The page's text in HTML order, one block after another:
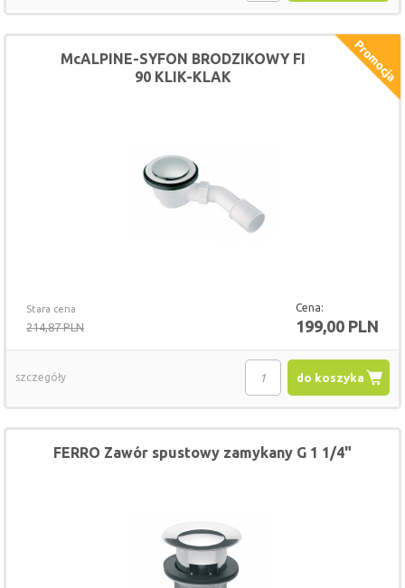
Stara cena
214,87 PLN
Cena:
199,00 PLN
McALPINE-SYFON BRODZIKOWY FI
90 KLIK-KLAK
do koszyka
szczegóły
FERRO Zawór spustowy zamykany G 1 1/4"